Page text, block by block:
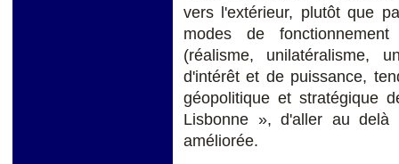
vers l'extérieur, plutôt que
modes de
(réalisme, unilatéralisme,
d'intérêt et de puissance,
géopolitique et stratégique
Lisbonne », d'aller au delà
améliorée.